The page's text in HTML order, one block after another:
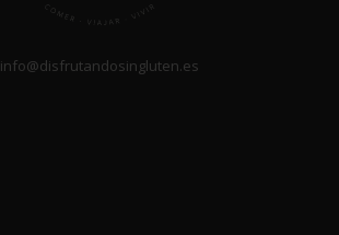
info@disfrutandosingluten.es